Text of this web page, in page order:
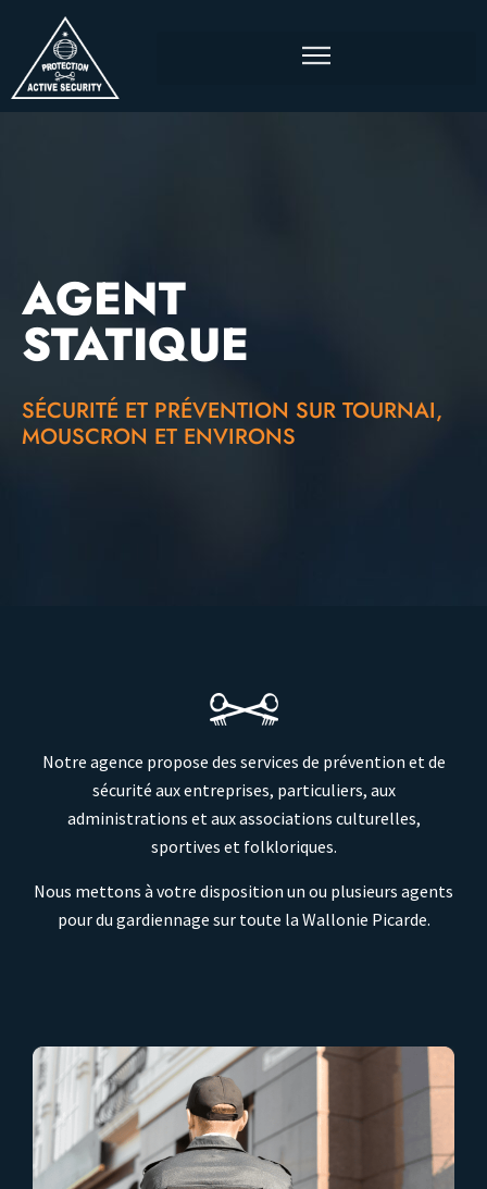
AGENT
STATIQUE
SÉCURITÉ ET PRÉVENTION SUR TOURNAI,
MOUSCRON ET ENVIRONS
Notre agence propose des services de prévention et de
sécurité aux entreprises, particuliers, aux
administrations et aux associations culturelles,
sportives et folkloriques.
Nous mettons à votre disposition un ou plusieurs agents
pour du gardiennage sur toute la Wallonie Picarde.